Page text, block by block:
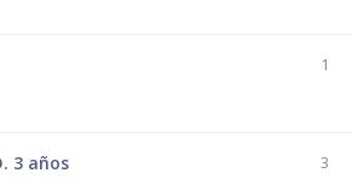
1
3 años 3